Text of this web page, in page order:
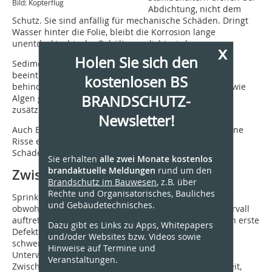
Bild: Kopterflug
Abdichtung, nicht dem
Schutz. Sie sind anfällig für mechanische Schäden. Dringt
Wasser hinter die Folie, bleibt die Korrosion lange
unentdeckt – bis der Behälter undicht wird.
Sedimente aus Rost, Kalk oder organischen Stoffen
beeinträchtigen die Wasserqualität, fördern MIC und
behindern den Wasserdurchfluss. Biologische Beläge wie
Algen greifen bei stehendem Wasser die Oberflächen
zusätzlich an.
Auch Betontanks sind anfällig: Feuchtigkeit kann in feine
Risse eindringen, die sich mit der Zeit zu strukturellen
Schäden ausweiten.
Zwischen Norm und Realität
Sprinklertanks werden oft über Jahre nicht inspiziert –
obwohl viele Schäden deutlich vor dem 15-Jahres-Intervall
auftreten. Die Erfahrung zeigt: Nach fünf Jahren treten erste
Defekte auf, nach zehn Jahren sind häufig bereits
schwerwiegende Mängel vorhanden. Der Einsatz von
Unterwasserdrohnen ermöglicht eine sinnvolle
Zwischenlösung: Der Tank bleibt gefüllt und löschbereit,
x
Holen Sie sich den
kostenlosen BS
BRANDSCHUTZ-
Newsletter!
Sie erhalten alle zwei Monate kostenlos
brandaktuelle Meldungen rund um den
Brandschutz im Bauwesen, z.B. über
Rechte und Organisatorisches, Bauliches
und Gebäudetechnisches.
Dazu gibt es Links zu Apps, Whitepapers
und/oder Websites bzw. Videos sowie
Hinweise auf Termine und
Veranstaltungen.